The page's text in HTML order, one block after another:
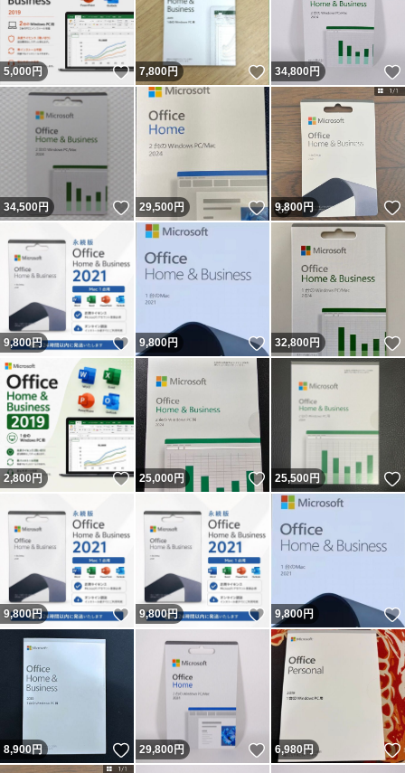
5,000円 いいね！
7,800円 いいね！
34,800円
34,500円 いいね！
29,500円 いいね！
9,800円
9,800円 いいね！
9,800円 いいね！
32,800円
2,800円 いいね！
25,000円 いいね！
25,500円
9,800円 いいね！
9,800円 いいね！
9,800円
8,900円 いいね！
29,800円 いいね！
6,980円